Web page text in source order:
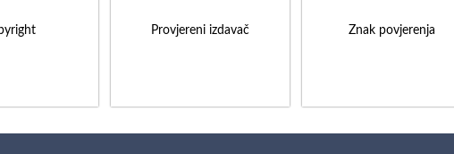
Provjereni izdavač Znak povjerenja